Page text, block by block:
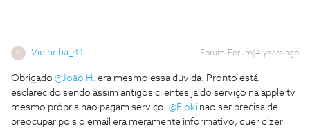
V Vieirinha_41 Forum|Forum|4 years ago
Obrigado @João H. era mesmo essa dúvida. Pronto está
esclarecido sendo assim antigos clientes ja do serviço na apple tv
mesmo própria nao pagam serviço. @Floki nao ser precisa de
preocupar pois o email era meramente informativo, quer dizer